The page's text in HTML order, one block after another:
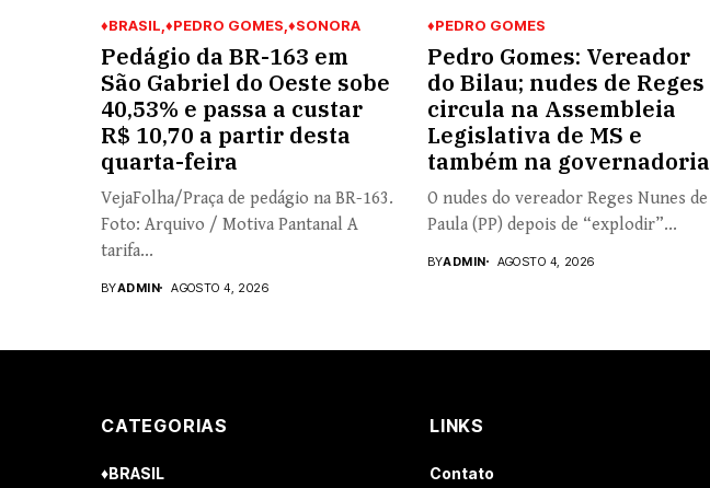
♦BRASIL ♦PEDRO GOMES ♦SONORA
Pedágio da BR-163 em
São Gabriel do Oeste sobe
40,53% e passa a custar
R$ 10,70 a partir desta
quarta-feira
VejaFolha/Praça de pedágio na BR-163.
Foto: Arquivo / Motiva Pantanal A
tarifa...
BYADMIN AGOSTO 4, 2026
♦PEDRO GOMES
Pedro Gomes: Vereador
do Bilau; nudes de Reges
circula na Assembleia
Legislativa de MS e
também na governadoria
O nudes do vereador Reges Nunes de
Paula (PP) depois de “explodir”...
BYADMIN AGOSTO 4, 2026
CATEGORIAS
♦BRASIL
LINKS
Contato